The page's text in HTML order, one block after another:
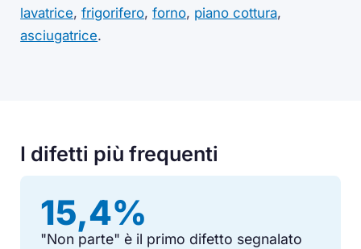
lavatrice,frigorifero,forno, piano cottura,
asciugatrice.
I difetti più frequenti
15,4%
"Non parte" è il primo difetto segnalato